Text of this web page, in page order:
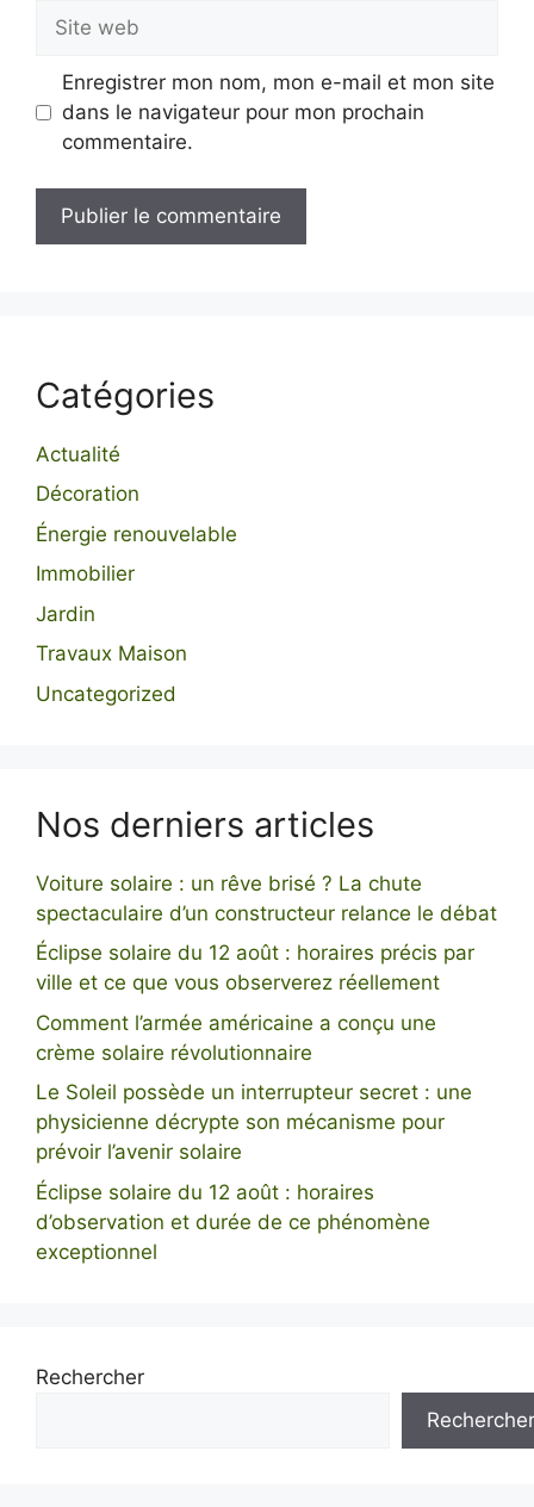
Site
web
Enregistrer mon nom, mon e-mail et mon site
dans le navigateur pour mon prochain
commentaire.
Catégories
Actualité
Décoration
Énergie renouvelable
Immobilier
Jardin
Travaux Maison
Uncategorized
Nos derniers articles
Voiture solaire : un rêve brisé ? La chute
spectaculaire d’un constructeur relance le débat
Éclipse solaire du 12 août : horaires précis par
ville et ce que vous observerez réellement
Comment l’armée américaine a conçu une
crème solaire révolutionnaire
Le Soleil possède un interrupteur secret : une
physicienne décrypte son mécanisme pour
prévoir l’avenir solaire
Éclipse solaire du 12 août : horaires
d’observation et durée de ce phénomène
exceptionnel
Rechercher
Rechercher